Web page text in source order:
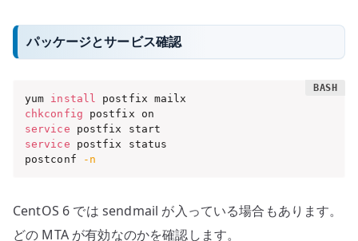
パッケージとサービス確認
yum install
chkconfig
service
service postfix status
postconf
-n
CentOS 6 では sendmail が入っている場合もあります。
どの MTA が有効なのかを確認します。